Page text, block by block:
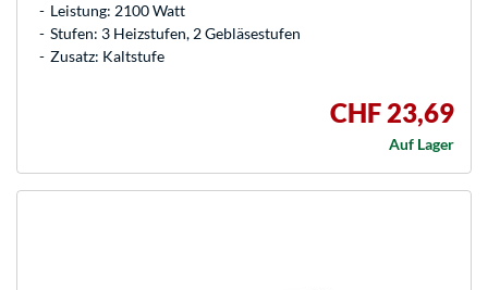
Leistung: 2100 Watt
Stufen: 3 Heizstufen, 2 Gebläsestufen
Zusatz: Kaltstufe
CHF 23,69
Auf Lager